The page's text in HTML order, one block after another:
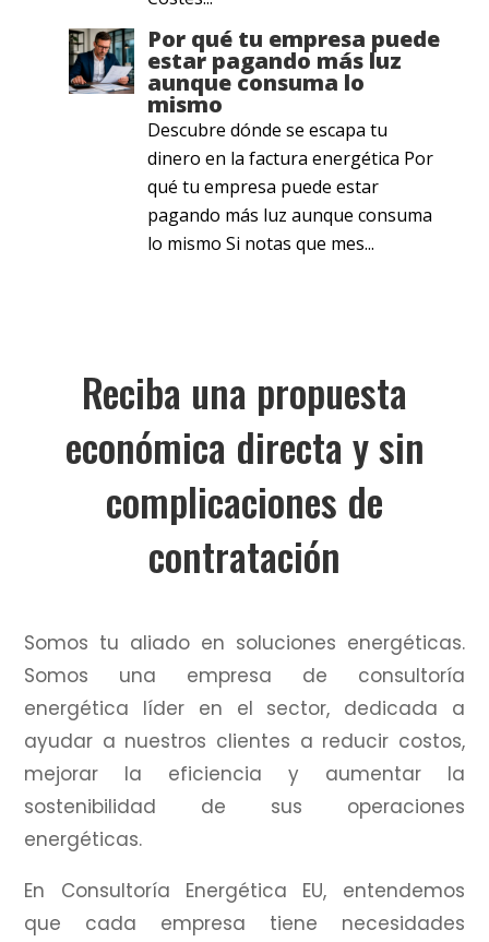
Por qué tu empresa puede
estar pagando más luz
aunque consuma lo
mismo
Descubre dónde se escapa tu
dinero en la factura energética Por
qué tu empresa puede estar
pagando más luz aunque consuma
lo mismo Si notas que mes...
Reciba una propuesta
económica directa y sin
complicaciones de
contratación
Somos tu aliado en soluciones energéticas.
Somos una empresa de consultoría
energética líder en el sector, dedicada a
ayudar a nuestros clientes a reducir costos,
mejorar la eficiencia y aumentar la
sostenibilidad de sus operaciones
energéticas.
En Consultoría Energética EU, entendemos
que cada empresa tiene necesidades